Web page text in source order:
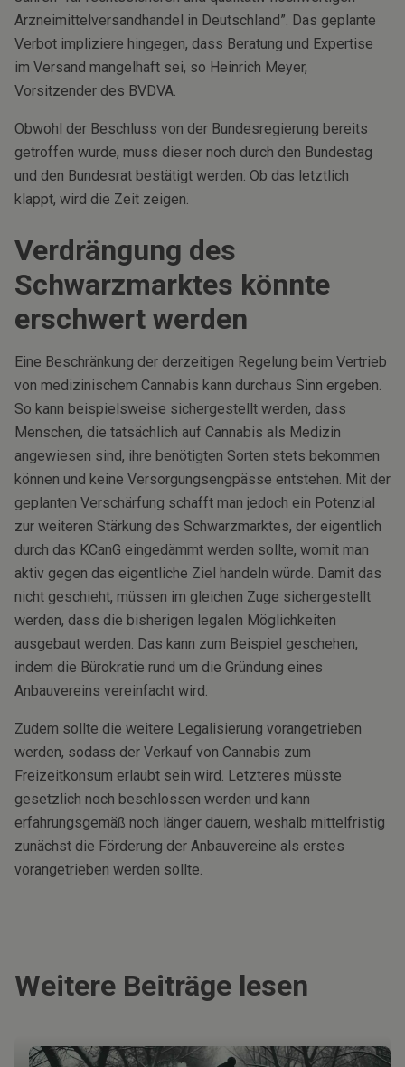
Arzneimittelversandhandel in Deutschland”. Das geplante
Verbot impliziere hingegen, dass Beratung und Expertise
im Versand mangelhaft sei, so Heinrich Meyer,
Vorsitzender des BVDVA.
Obwohl der Beschluss von der Bundesregierung bereits
getroffen wurde, muss dieser noch durch den Bundestag
und den Bundesrat bestätigt werden. Ob das letztlich
klappt, wird die Zeit zeigen.
Verdrängung des
Schwarzmarktes könnte
erschwert werden
Eine Beschränkung der derzeitigen Regelung beim Vertrieb
von medizinischem Cannabis kann durchaus Sinn ergeben.
So kann beispielsweise sichergestellt werden, dass
Menschen, die tatsächlich auf Cannabis als Medizin
angewiesen sind, ihre benötigten Sorten stets bekommen
können und keine Versorgungsengpässe entstehen. Mit der
geplanten Verschärfung schafft man jedoch ein Potenzial
zur weiteren Stärkung des Schwarzmarktes, der eigentlich
durch das KCanG eingedämmt werden sollte, womit man
aktiv gegen das eigentliche Ziel handeln würde. Damit das
nicht geschieht, müssen im gleichen Zuge sichergestellt
werden, dass die bisherigen legalen Möglichkeiten
ausgebaut werden. Das kann zum Beispiel geschehen,
indem die Bürokratie rund um die Gründung eines
Anbauvereins vereinfacht wird.
Zudem sollte die weitere Legalisierung vorangetrieben
werden, sodass der Verkauf von Cannabis zum
Freizeitkonsum erlaubt sein wird. Letzteres müsste
gesetzlich noch beschlossen werden und kann
erfahrungsgemäß noch länger dauern, weshalb mittelfristig
zunächst die Förderung der Anbauvereine als erstes
vorangetrieben werden sollte.
Weitere Beiträge lesen